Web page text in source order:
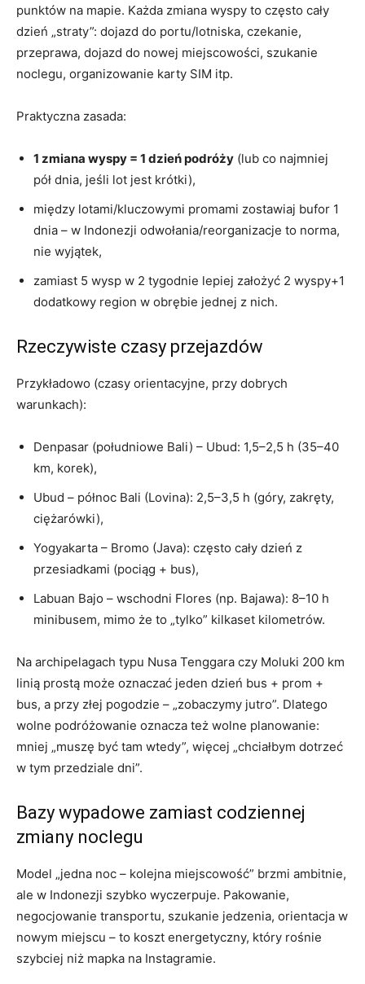
punktów na mapie. Każda zmiana wyspy to często cały
dzień „straty”: dojazd do portu/lotniska, czekanie,
przeprawa, dojazd do nowej miejscowości, szukanie
noclegu, organizowanie karty SIM itp.
Praktyczna zasada:
1 zmiana wyspy = 1 dzień podróży (lub co najmniej
pół dnia, jeśli lot jest krótki),
między lotami/kluczowymi promami zostawiaj bufor 1
dnia – w Indonezji odwołania/reorganizacje to norma,
nie wyjątek,
zamiast 5 wysp w 2 tygodnie lepiej założyć 2 wyspy+1
dodatkowy region w obrębie jednej z nich.
Rzeczywiste czasy przejazdów
Przykładowo (czasy orientacyjne, przy dobrych
warunkach):
Denpasar (południowe Bali) – Ubud: 1,5–2,5 h (35–40
km, korek),
Ubud – północ Bali (Lovina): 2,5–3,5 h (góry, zakręty,
ciężarówki),
Yogyakarta – Bromo (Java): często cały dzień z
przesiadkami (pociąg + bus),
Labuan Bajo – wschodni Flores (np. Bajawa): 8–10 h
minibusem, mimo że to „tylko” kilkaset kilometrów.
Na archipelagach typu Nusa Tenggara czy Moluki 200 km
linią prostą może oznaczać jeden dzień bus + prom +
bus, a przy złej pogodzie – „zobaczymy jutro”. Dlatego
wolne podróżowanie oznacza też wolne planowanie:
mniej „muszę być tam wtedy”, więcej „chciałbym dotrzeć
w tym przedziale dni”.
Bazy wypadowe zamiast codziennej
zmiany noclegu
Model „jedna noc – kolejna miejscowość” brzmi ambitnie,
ale w Indonezji szybko wyczerpuje. Pakowanie,
negocjowanie transportu, szukanie jedzenia, orientacja w
nowym miejscu – to koszt energetyczny, który rośnie
szybciej niż mapka na Instagramie.